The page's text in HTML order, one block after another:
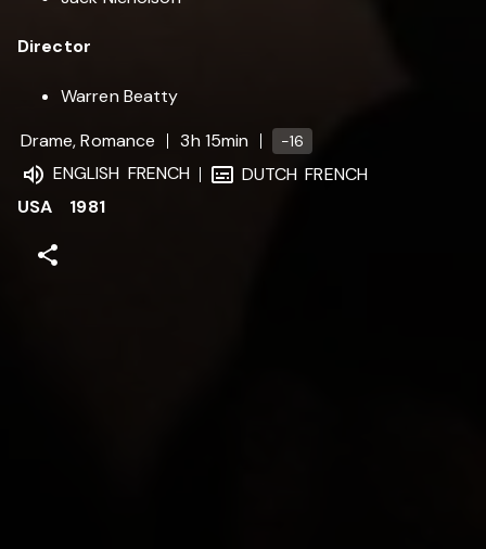
Director
Warren Beatty
Drame, Romance
3h 15min -16
ENGLISH FRENCH DUTCH FRENCH
USA
1981